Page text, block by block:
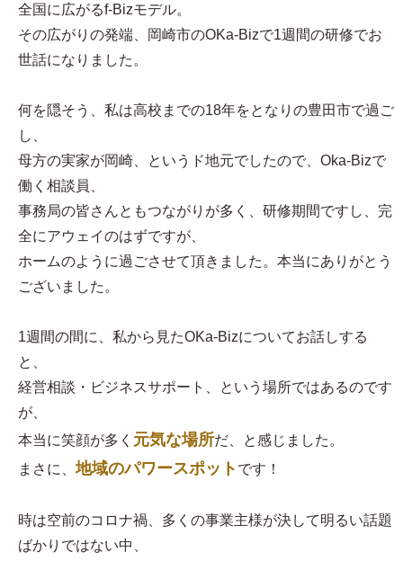
全国に広がるf-Bizモデル。
その広がりの発端、岡崎市のOKa-Bizで1週間の研修でお
世話になりました。
何を隠そう、私は高校までの18年をとなりの豊田市で過ご
し、
母方の実家が岡崎、というド地元でしたので、Oka-Bizで
働く相談員、
事務局の皆さんともつながりが多く、研修期間ですし、完
全にアウェイのはずですが、
ホームのように過ごさせて頂きました。本当にありがとう
ございました。
1週間の間に、私から見たOKa-Bizについてお話しする
と、
経営相談・ビジネスサポート、という場所ではあるのです
が、
本当に笑顔が多く 元気な場所だ、と感じました。
まさに、地域のパワースポット です！
時は空前のコロナ禍、多くの事業主様が決して明るい話題
ばかりではない中、